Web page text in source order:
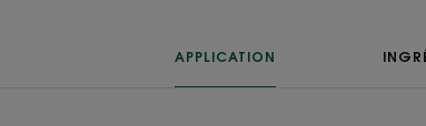
**selon test
APPLICATION